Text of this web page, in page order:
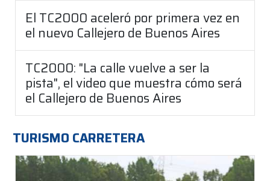
El TC2000 aceleró por primera vez en
el nuevo Callejero de Buenos Aires
TC2000: "La calle vuelve a ser la
pista", el video que muestra cómo será
el Callejero de Buenos Aires
TURISMO CARRETERA